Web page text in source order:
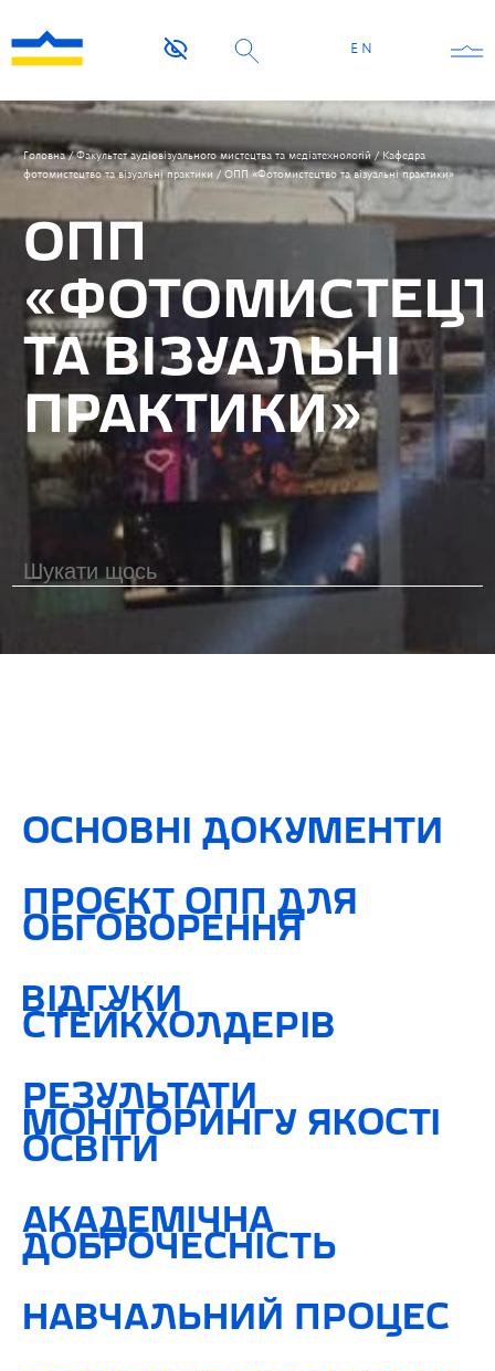
EN
Головна/Факультет аудіовізуального мистецтва та медіатехнологій/ Кафедра
фотомистецтво та візуальні практики / ОПП «Фотомистецтво та візуальні практики»
ОПП
ТА ВІЗУАЛЬНІ
ПРАКТИКИ»
ОСНОВНІ ДОКУМЕНТИ
ПРОЄКТ ОПП ДЛЯ
ОБГОВОРЕННЯ
ВІДГУКИ
СТЕЙКХОЛДЕРІВ
РЕЗУЛЬТАТИ
МОНІТОРИНГУ ЯКОСТІ
ОСВІТИ
АКАДЕМІЧНА
ДОБРОЧЕСНІСТЬ
НАВЧАЛЬНИЙ ПРОЦЕС